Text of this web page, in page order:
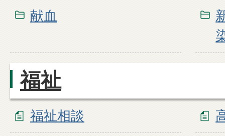
献血
福祉
福祉相談